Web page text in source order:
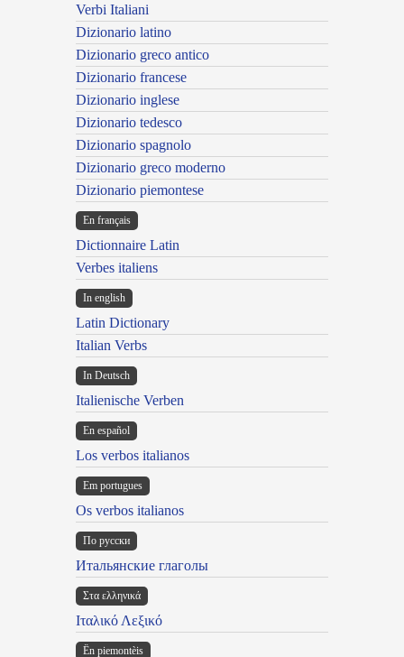
Verbi Italiani
Dizionario latino
Dizionario greco antico
Dizionario francese
Dizionario inglese
Dizionario tedesco
Dizionario spagnolo
Dizionario greco moderno
Dizionario piemontese
En français
Dictionnaire Latin
Verbes italiens
In english
Latin Dictionary
Italian Verbs
In Deutsch
Italienische Verben
En español
Los verbos italianos
Em portugues
Os verbos italianos
По русски
Итальянские глаголы
Στα ελληνικά
Ιταλικό Λεξικό
Ën piemontèis